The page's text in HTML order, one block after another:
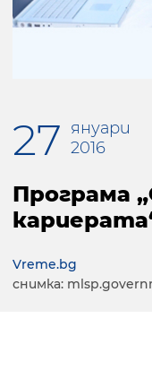
27 януари
2016
Програма
Vreme.bg
снимка: